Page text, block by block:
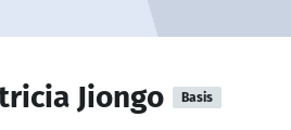
Jiongo Basis